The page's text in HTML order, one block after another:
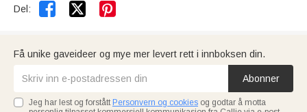
Del:  
Få unike gaveideer og mye mer levert rett i innboksen din.
Abonner
Jeg har lest og forstått Personvern og cookies og godtar å motta